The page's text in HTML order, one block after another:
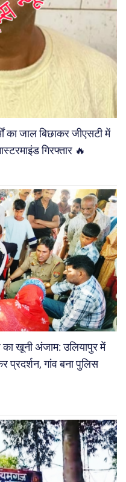
का जाल बिछाकर जीएसटी में
गिरफ्तार 🔥
खूनी अंजाम: उलियापुर में
गांव बना पुलिस